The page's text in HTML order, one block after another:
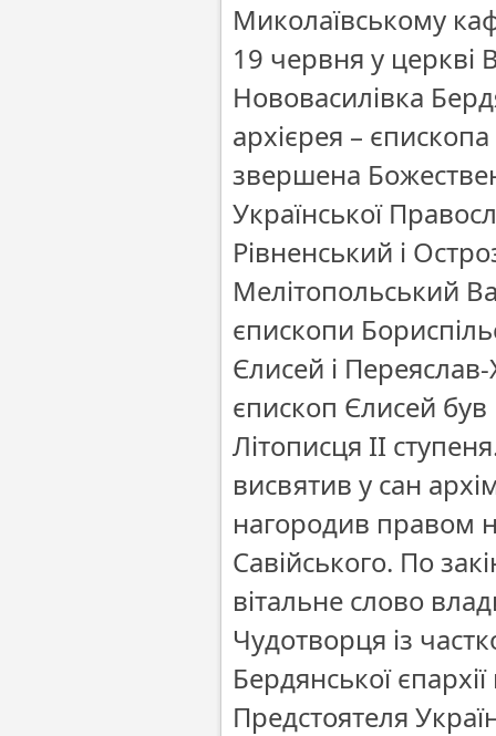
Миколаївському
19 червня у церкві
Нововасилівка
архієрея –
звершена
Української
Рівненський і
Мелітопольський
єпископи
Єлисей і
єпископ Єлисей
Літописця ІІ
висвятив у сан
нагородив правом
Савійського. По
вітальне слово
Чудотворця із
Бердянської
Предстоятеля